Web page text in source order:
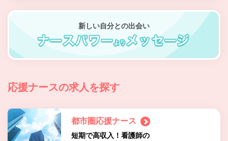
新しい自分との出会い
応援ナースの求人を探す
都市圏応援ナース
短期で高収入！看護師の